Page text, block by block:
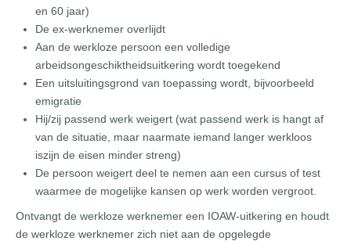
en 60 jaar)
De ex-werknemer overlijdt
Aan de werkloze persoon een volledige
arbeidsongeschiktheidsuitkering wordt toegekend
Een uitsluitingsgrond van toepassing wordt, bijvoorbeeld
emigratie
Hij/zij passend werk weigert (wat passend werk is hangt af
van de situatie, maar naarmate iemand langer werkloos
iszijn de eisen minder streng)
De persoon weigert deel te nemen aan een cursus of test
waarmee de mogelijke kansen op werk worden vergroot.
Ontvangt de werkloze werknemer een IOAW-uitkering en houdt
de werkloze werknemer zich niet aan de opgelegde